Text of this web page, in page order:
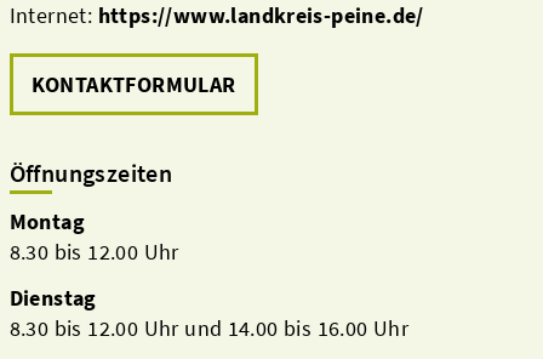
Internet: https://www.landkreis-peine.de/
KONTAKTFORMULAR
Öffnungszeiten
Montag
8.30 bis 12.00 Uhr
Dienstag
8.30 bis 12.00 Uhr und 14.00 bis 16.00 Uhr